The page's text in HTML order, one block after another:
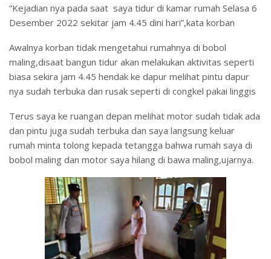
“Kejadian nya pada saat saya tidur di kamar rumah Selasa 6
Desember 2022 sekitar jam 4.45 dini hari”,kata korban
Awalnya korban tidak mengetahui rumahnya di bobol
maling,disaat bangun tidur akan melakukan aktivitas seperti
biasa sekira jam 4.45 hendak ke dapur melihat pintu dapur
nya sudah terbuka dan rusak seperti di congkel pakai linggis
Terus saya ke ruangan depan melihat motor sudah tidak ada
dan pintu juga sudah terbuka dan saya langsung keluar
rumah minta tolong kepada tetangga bahwa rumah saya di
bobol maling dan motor saya hilang di bawa maling,ujarnya.